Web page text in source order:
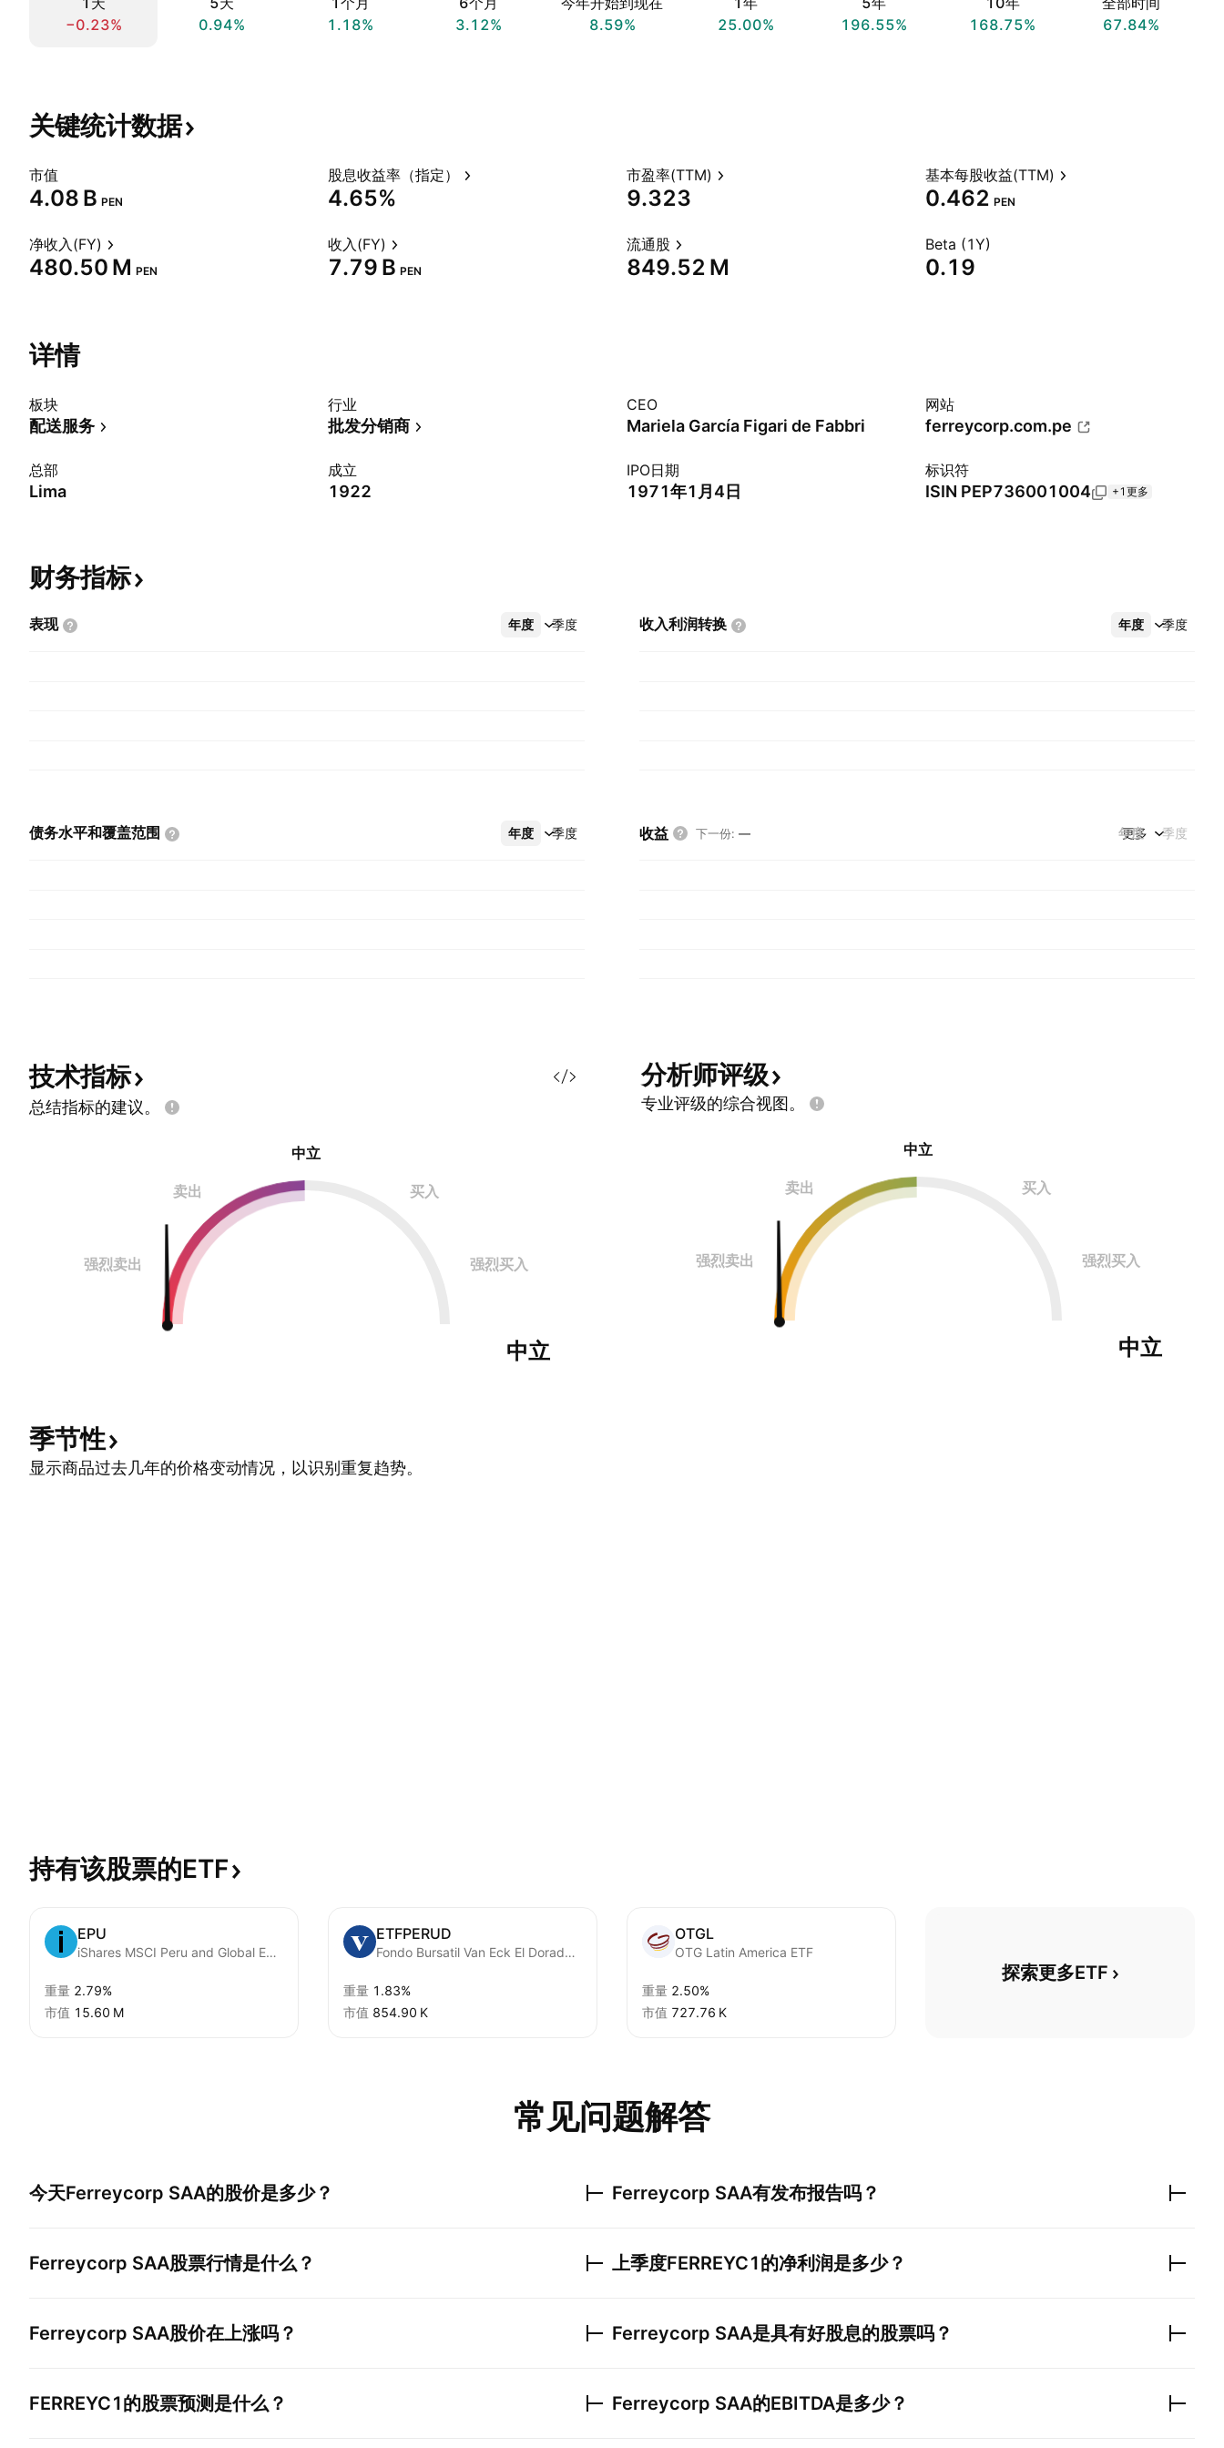
−0.23%
0.94%
1.18%
3.12%
8.59%
25.00%
196.55%
168.75%
67.84%
关键统计数据
市值
‪4.08 B‬ PEN
股息收益率（指定）
4.65%
市盈率(TTM)
9.323
基本每股收益(TTM)
0.462 PEN
净收入(FY)
‪480.50 M‬ PEN
收入(FY)
‪7.79 B‬ PEN
流通股
‪849.52 M‬
Beta (1Y)
0.19
详情
板块
配送服务
行业
批发分销商
CEO
Mariela García Figari de Fabbri
网站
ferreycorp.com.pe
总部
Lima
成立
1922
IPO日期
1971年1月4日
标识符
ISIN PEP736001004 +1更多
财务指标
表现 年度 季度
更多 收入利润转换 年度 季度
更多
债务水平和覆盖范围 年度 季度
更多 收益 下一份: — 年度 季度
更多
技术指标
总结指标的建议。
中立
卖出 买入
强烈卖出 强烈买入
中立
分析师评级
专业评级的综合视图。
中立
卖出 买入
强烈卖出 强烈买入
中立
季节性
显示商品过去几年的价格变动情况，以识别重复趋势。
持有该股票的ETF
EPU
iShares MSCI Peru and Global Exposure ETF
重量 2.79%
市值 ‪15.60 M‬
ETFPERUD
Fondo Bursatil Van Eck El Dorado Peru ETF
重量 1.83%
市值 ‪854.90 K‬
OTGL
OTG Latin America ETF
重量 2.50%
市值 ‪727.76 K‬
探索更多ETF
常见问题解答
今天Ferreycorp SAA的股价是多少？
Ferreycorp SAA股票行情是什么？
Ferreycorp SAA股价在上涨吗？
FERREYC1的股票预测是什么？
Ferreycorp SAA有发布报告吗？
上季度FERREYC1的净利润是多少？
Ferreycorp SAA是具有好股息的股票吗？
Ferreycorp SAA的EBITDA是多少？